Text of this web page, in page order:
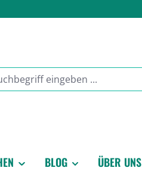
BLOG ÜBER UNS